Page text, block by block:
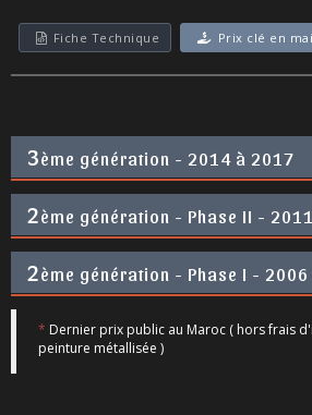
Fiche Technique Prix clé en
3ème génération - 2014 à 2017
2ème génération - Phase II -
2ème génération - Phase I -
* Dernier prix public au Maroc ( hors frais
peinture métallisée )